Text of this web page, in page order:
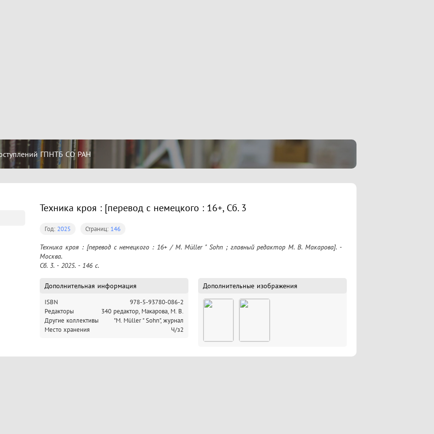
ГПНТБ СО РАН
Техника кроя : [перевод с немецкого : 16+, Сб. 3
Год: 2025 Страниц: 146
Техника кроя : [перевод с немецкого : 16+ / M. Müller " Sohn ; главный редактор М. В. Макарова]. -
Москва.
Сб. 3. - 2025. - 146 c.
Дополнительная информация
ISBN
978-5-93780-086-2
Редакторы
340 редактор, Макарова, М. В.
Другие коллективы
"M. Müller " Sohn", журнал
Место хранения
Ч/з2
Дополнительные изображения